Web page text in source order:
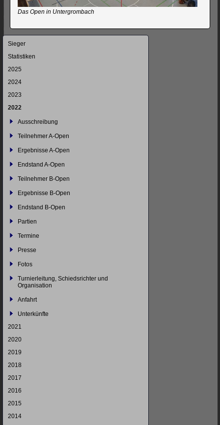
Das Open in Untergrombach
Navigation
Sieger
Statistiken
2025
2024
2023
2022
Ausschreibung
Teilnehmer A-Open
Ergebnisse A-Open
Endstand A-Open
Teilnehmer B-Open
Ergebnisse B-Open
Endstand B-Open
Partien
Termine
Presse
Fotos
Turnierleitung, Schiedsrichter und
Organisation
Anfahrt
Unterkünfte
2021
2020
2019
2018
2017
2016
2015
2014